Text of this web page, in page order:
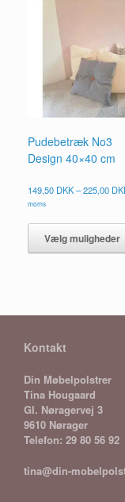
Pudebetræk No3
Design 40×40 cm
149,50 DKK–225,00
moms
Vælg muligheder
Kontakt
Din Møbelpolstrer
Tina Hougaard
Gl. Nøragervej 3
9610 Nørager
Telefon: 29 80 56 92
tina@din-